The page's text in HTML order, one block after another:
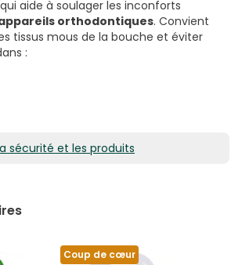
qui aide à soulager les inconforts
orthodontiques. Convient
tissus mous de la bouche et éviter
:
sécurité et les produits
Coup de cœur